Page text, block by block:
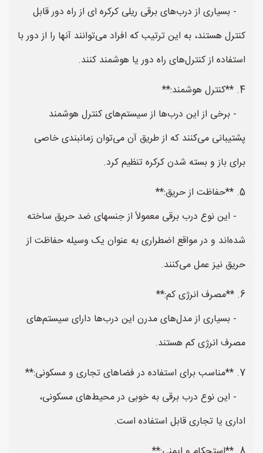
- بسیاری از درب‌های برقی ریلی کرکره ای از راه دور قابل
کنترل هستند، به این ترتیب که افراد می‌توانند آنها را از دور با
استفاده از کنترل‌های راه دور یا هوشمند کنند.
4. **کنترل هوشمند:**
- برخی از این درب‌ها از سیستم‌های کنترل هوشمند
پشتیبانی می‌کنند که از طریق آن می‌توان زمانبندی خاصی
برای باز و بسته شدن کرکره تنظیم کرد.
5. **حفاظت از حریق:**
- این نوع درب برقی معمولاً از جنسهای ضد حریق ساخته
شده‌اند و در مواقع اضطراری به عنوان یک وسیله حفاظت از
حریق نیز عمل می‌کنند.
6. **مصرف انرژی کم:**
- بسیاری از مدل‌های مدرن این درب‌ها دارای سیستم‌های
مصرف انرژی کم هستند.
7. **مناسب برای استفاده در فضاهای تجاری و مسکونی:**
- این نوع درب برقی به خوبی در محیط‌های مسکونی،
اداری یا تجاری قابل استفاده است.